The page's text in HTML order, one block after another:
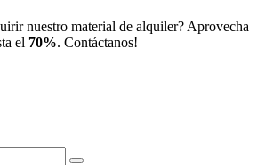
nuestro material de alquiler? Aprovecha
el 70%. Contáctanos!